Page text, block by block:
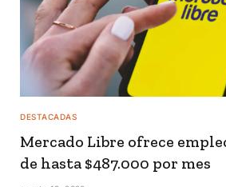
DESTACADAS
Mercado Libre ofrece
de hasta $487.000 por mes